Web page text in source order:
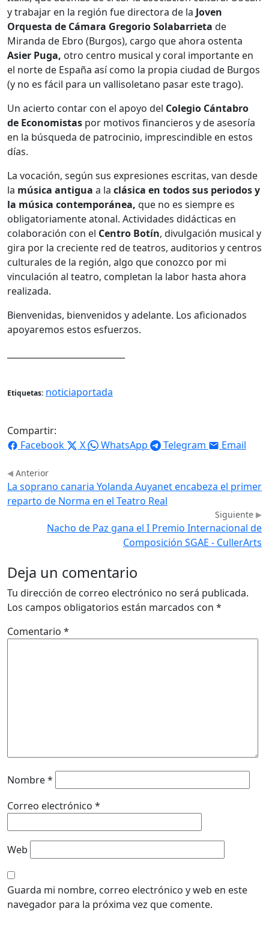
y trabajar en la región fue directora de la Joven
Orquesta de Cámara Gregorio Solabarrieta de
Miranda de Ebro (Burgos), cargo que ahora ostenta
Asier Puga, otro centro musical y coral importante en
el norte de España así como la propia ciudad de Burgos
(y no es fácil para un vallisoletano pasar este trago).
Un acierto contar con el apoyo del Colegio Cántabro
de Economistas por motivos financieros y de asesoría
en la búsqueda de patrocinio, imprescindible en estos
días.
La vocación, según sus expresiones escritas, van desde
la música antigua a la clásica en todos sus periodos y
la música contemporánea, que no es siempre es
obligatoriamente atonal. Actividades didácticas en
colaboración con el Centro Botín, divulgación musical y
gira por la creciente red de teatros, auditorios y centros
culturales de la región, algo que conozco por mi
vinculación al teatro, completan la labor hasta ahora
realizada.
Bienvenidas, bienvenidos y adelante. Los aficionados
apoyaremos estos esfuerzos.
Etiquetas: noticiaportada
Compartir:
Facebook
X WhatsApp Telegram Email
Anterior
La soprano canaria Yolanda Auyanet encabeza el primer
reparto de Norma en el Teatro Real
Siguiente
Nacho de Paz gana el I Premio Internacional de
Composición SGAE - CullerArts
Deja un comentario
Tu dirección de correo electrónico no será publicada.
Los campos obligatorios están marcados con *
Comentario *
Nombre*
Correo electrónico *
Web
Guarda mi nombre, correo electrónico y web en este
navegador para la próxima vez que comente.